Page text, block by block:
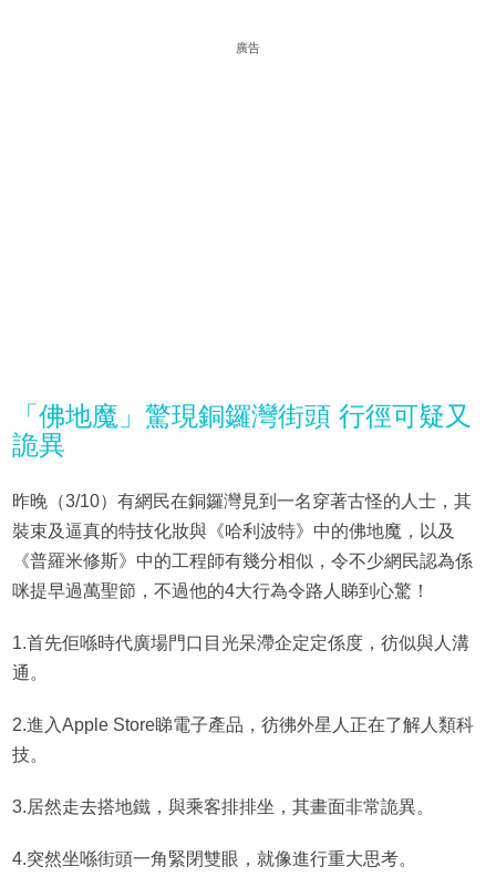
廣告
「佛地魔」驚現銅鑼灣街頭 行徑可疑又
詭異
昨晚（3/10）有網民在銅鑼灣見到一名穿著古怪的人士，其
裝束及逼真的特技化妝與《哈利波特》中的佛地魔，以及
《普羅米修斯》中的工程師有幾分相似，令不少網民認為係
咪提早過萬聖節，不過他的4大行為令路人睇到心驚！
1.首先佢喺時代廣場門口目光呆滯企定定係度，彷似與人溝
通。
2.進入Apple Store睇電子產品，彷彿外星人正在了解人類科
技。
3.居然走去搭地鐵，與乘客排排坐，其畫面非常詭異。
4.突然坐喺街頭一角緊閉雙眼，就像進行重大思考。